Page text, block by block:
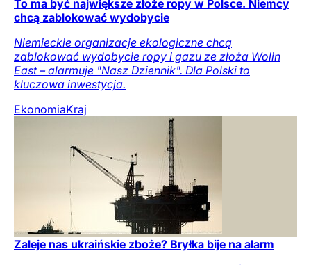
To ma być największe złoże ropy w Polsce. Niemcy
chcą zablokować wydobycie
Niemieckie organizacje ekologiczne chcą
zablokować wydobycie ropy i gazu ze złoża Wolin
East – alarmuje "Nasz Dziennik". Dla Polski to
kluczowa inwestycja.
EkonomiaKraj
Zaleje nas ukraińskie zboże? Bryłka bije na alarm